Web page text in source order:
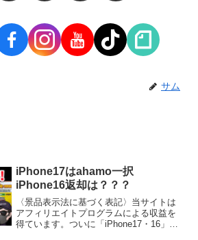
サム
iPhone17はahamo一択
iPhone16返却は？？？
〈景品表示法に基づく表記〉当サイトは
アフィリエイトプログラムによる収益を
得ています。ついに「iPhone17・16」シ